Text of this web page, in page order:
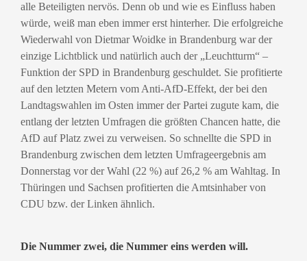
alle Beteiligten nervös. Denn ob und wie es Einfluss haben
würde, weiß man eben immer erst hinterher. Die erfolgreiche
Wiederwahl von Dietmar Woidke in Brandenburg war der
einzige Lichtblick und natürlich auch der „Leuchtturm“ –
Funktion der SPD in Brandenburg geschuldet. Sie profitierte
auf den letzten Metern vom Anti-AfD-Effekt, der bei den
Landtagswahlen im Osten immer der Partei zugute kam, die
entlang der letzten Umfragen die größten Chancen hatte, die
AfD auf Platz zwei zu verweisen. So schnellte die SPD in
Brandenburg zwischen dem letzten Umfrageergebnis am
Donnerstag vor der Wahl (22 %) auf 26,2 % am Wahltag. In
Thüringen und Sachsen profitierten die Amtsinhaber von
CDU bzw. der Linken ähnlich.
Die Nummer zwei, die Nummer eins werden will.